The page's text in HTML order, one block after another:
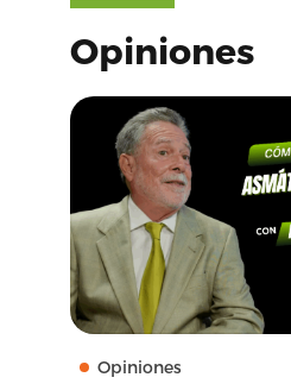
Opiniones
Opiniones